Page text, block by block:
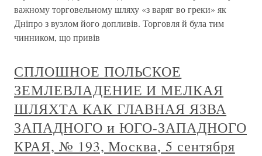
важному торговельному шляху «з варяг во греки» як
Дніпро з вузлом його допливів. Торговля й була тим
чинником, що привів
СПЛОШНОЕ ПОЛЬСКОЕ
ЗЕМЛЕВЛАДЕНИЕ И МЕЛКАЯ
ШЛЯХТА КАК ГЛАВНАЯ ЯЗВА
ЗАПАДНОГО и ЮГО-ЗАПАДНОГО
КРАЯ, № 193, Москва, 5 сентября